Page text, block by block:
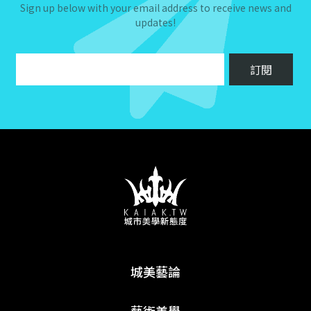
Sign up below with your email address to receive news and
updates!
城美藝論